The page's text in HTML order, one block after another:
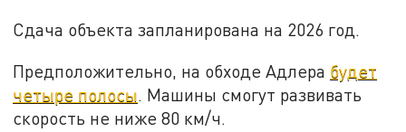
Сдача объекта запланирована на 2026 год.
Предположительно, на обходе Адлера будет
четыре полосы . Машины смогут развивать
скорость не ниже 80 км/ч.